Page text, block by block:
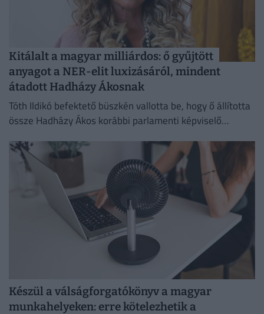
Kitálalt a magyar milliárdos: ő gyűjtött
anyagot a NER-elit luxizásáról, mindent
átadott Hadházy Ákosnak
Tóth Ildikó befektető büszkén vallotta be, hogy ő állította
össze Hadházy Ákos korábbi parlamenti képviselő
anyagokat.
Készül a válságforgatókönyv a magyar
munkahelyeken: erre kötelezhetik a